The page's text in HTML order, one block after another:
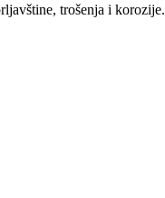
trošenja i korozije.